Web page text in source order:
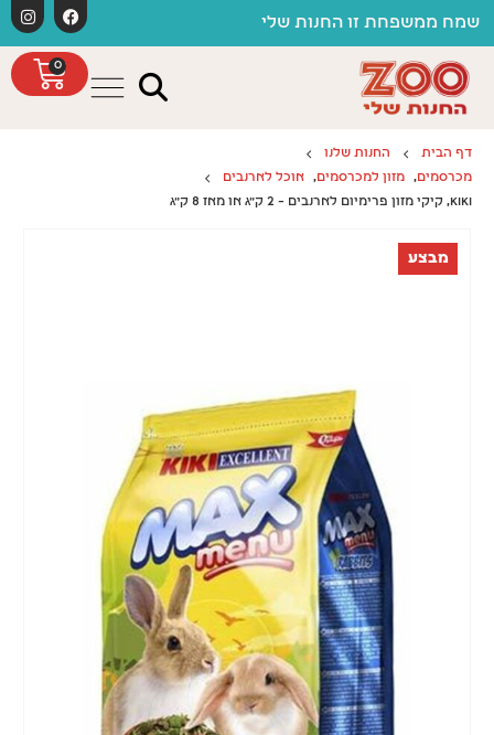
זו החנות שלי משלוחים חינם כפוף לתקנון
0
דף הבית
החנות שלנו
מכרסמים, מזון למכרסמים,
אוכל לארנבים
KIKI, קיקי מזון פרימיום לארנבים – 2 ק"ג או מאז 8 ק"ג
מבצע